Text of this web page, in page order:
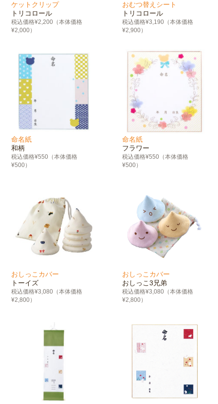
ケットクリップ
トリコロール
税込価格¥2,200（本体価格
¥2,000）
おむつ替えシート
トリコロール
税込価格¥3,190（本体価格
¥2,900）
命名紙
和柄
税込価格¥550（本体価格
¥500）
命名紙
フラワー
税込価格¥550（本体価格
¥500）
おしっこカバー
トーイズ
税込価格¥3,080（本体価格
¥2,800）
おしっこカバー
おしっこ3兄弟
税込価格¥3,080（本体価格
¥2,800）